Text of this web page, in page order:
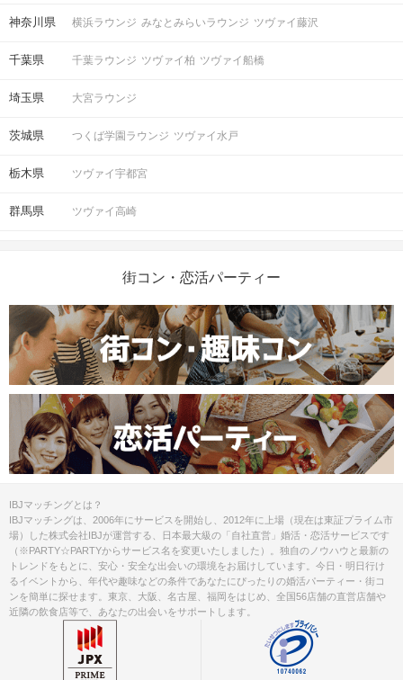
神奈川県 横浜ラウンジ みなとみらいラウンジ ツヴァイ藤沢
千葉県 千葉ラウンジ ツヴァイ柏 ツヴァイ船橋
埼玉県 大宮ラウンジ
茨城県 つくば学園ラウンジ ツヴァイ水戸
栃木県 ツヴァイ宇都宮
群馬県 ツヴァイ高崎
街コン・恋活パーティー
IBJマッチングとは？
IBJマッチングは、2006年にサービスを開始し、2012年に上場（現在は東証プライム市
場）した株式会社IBJが運営する、日本最大級の「自社直営」婚活・恋活サービスです
（※PARTY☆PARTYからサービス名を変更いたしました）。独自のノウハウと最新の
トレンドをもとに、安心・安全な出会いの環境をお届けしています。今日・明日行け
るイベントから、年代や趣味などの条件であなたにぴったりの婚活パーティー・街コ
ンを簡単に探せます。東京、大阪、名古屋、福岡をはじめ、全国56店舗の直営店舗や
近隣の飲食店等で、あなたの出会いをサポートします。